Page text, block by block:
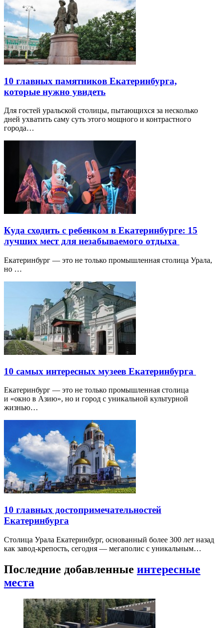
10 главных памятников Екатеринбурга,
которые нужно увидеть
Для гостей уральской столицы, пытающихся за несколько
дней ухватить саму суть этого мощного и контрастного
города…
Куда сходить с ребенком в Екатеринбурге: 15
лучших мест для незабываемого отдыха
Екатеринбург — это не только промышленная столица Урала,
но …
10 самых интересных музеев Екатеринбурга
Екатеринбург — это не только промышленная столица
и «окно в Азию», но и город с уникальной культурной
жизнью…
10 главных достопримечательностей
Екатеринбурга
Столица Урала Екатеринбург, основанный более 300 лет назад
как завод-крепость, сегодня — мегаполис с уникальным…
Последние добавленные интересные
места